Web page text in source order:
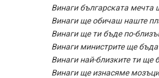
Винаги българската мечта
Винаги ще обичаш наште
Винаги ще ти бъде по-
Винаги министрите ще
Винаги най-близките ти ще
Винаги ще изнасяме